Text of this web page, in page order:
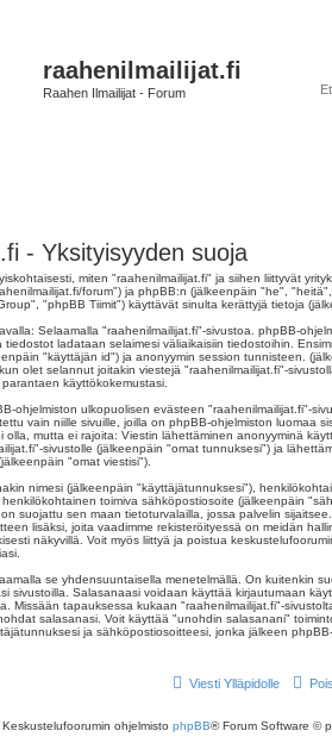
raahenilmailijat.fi
Raahen Ilmailijat - Forum
- Yksityisyyden suoja
miten "raahenilmailijat.fi" ja siihen liittyvät
forum") ja phpBB:n (jälkeenpäin "he",
"phpBB Tiimit") käyttävät sinulta kerättyjä tietoja
Selaamalla "raahenilmailijat.fi"-sivustoa. phpBB-
tiedostot ladataan selaimesi väliaikaisiin tiedostoihin.
"käyttäjän id") ja anonyymin session tunnisteen.
olet selannut joitakin viestejä "raahenilmailijat.fi"-
käyttökokemustasi.
ohjelmiston ulkopuolisen evästeen "raahenilmailijat.fi"-
vain niille sivuille, joilla on phpBB-ohjelmiston luomaa
olla, mutta ei rajoita: Viestin lähettäminen anonyyminä
sivustolle (jälkeenpäin "omat tunnuksesi") ja
"omat viestisi").
nimesi (jälkeenpäin "käyttäjätunnuksesi"),
toimiva sähköpostiosoite (jälkeenpäin
suojattu sen maan tietoturvalailla, jossa palvelin
lisäksi, joita vaadimme rekisteröityessä on meidän
näkyvillä. Voit myös liittyä ja poistua
se yhdensuuntaisella menetelmällä. On kuitenkin
sivustoilla. Salasanaasi voidaan käyttää kirjautumaan
Missään tapauksessa kukaan "raahenilmailijat.fi"-
salasanasi. Voit käyttää "unohdin salasanani"
ja sähköpostiosoitteesi, jonka jälkeen
Viesti Ylläpidolle
Keskustelufoorumin ohjelmisto phpBB® Forum Software ©